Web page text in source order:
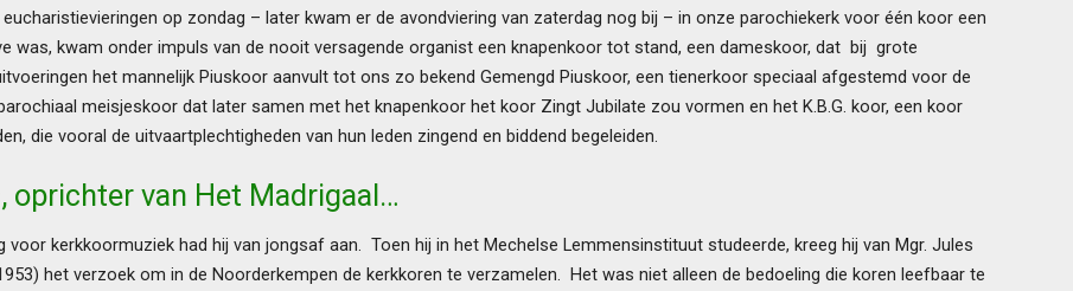
op zondag – later kwam er de avondviering van zaterdag nog bij – in onze parochiekerk voor één koor een
was, kwam onder impuls van de nooit versagende organist een knapenkoor tot stand, een dameskoor, dat bij grote
het mannelijk Piuskoor aanvult tot ons zo bekend Gemengd Piuskoor, een tienerkoor speciaal afgestemd voor de
meisjeskoor dat later samen met het knapenkoor het koor Zingt Jubilate zou vormen en het K.B.G. koor, een koor
die vooral de uitvaartplechtigheden van hun leden zingend en biddend begeleiden.
oprichter van Het Madrigaal…
voor kerkkoormuziek had hij van jongsaf aan. Toen hij in het Mechelse Lemmensinstituut studeerde, kreeg hij van Mgr. Jules
het verzoek om in de Noorderkempen de kerkkoren te verzamelen. Het was niet alleen de bedoeling die koren leefbaar te